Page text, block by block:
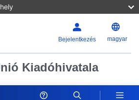
Bejelentkezés magyar
Kiadóhivatala